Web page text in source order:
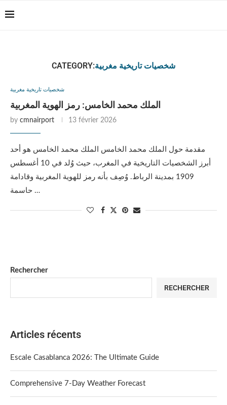
CATEGORY:شخصيات تاريخية مغربية
شخصيات تاريخية مغربية
الملك محمد الخامس: رمز الهوية المغربية
by cmnairport 13 février 2026
مقدمة حول الملك محمد الخامس الملك محمد الخامس هو أحد
أبرز الشخصيات التاريخية في المغرب، حيث وُلد في 10 أغسطس
1909 بمدينة الرباط. وُصِف بأنه رمز للهوية المغربية وقادامة
حاسمة …
Rechercher
RECHERCHER
Articles récents
Escale Casablanca 2026: The Ultimate Guide
Comprehensive 7-Day Weather Forecast